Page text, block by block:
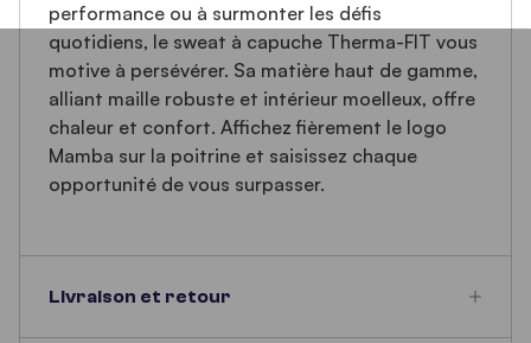
performance ou à surmonter les défis
quotidiens, le sweat à capuche Therma-FIT vous
motive à persévérer. Sa matière haut de gamme,
alliant maille robuste et intérieur moelleux, offre
chaleur et confort. Affichez fièrement le logo
Mamba sur la poitrine et saisissez chaque
opportunité de vous surpasser.
Livraison et retour